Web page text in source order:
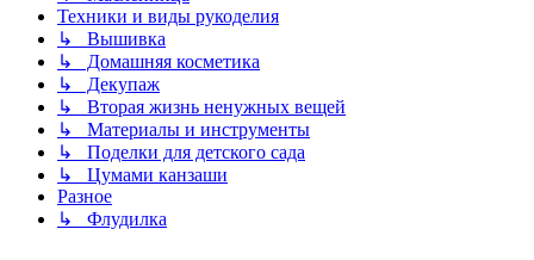
Техники и виды рукоделия
↳ Вышивка
↳ Домашняя косметика
↳ Декупаж
↳ Вторая жизнь ненужных вещей
↳ Материалы и инструменты
↳ Поделки для детского сада
↳ Цумами канзаши
Разное
↳ Флудилка